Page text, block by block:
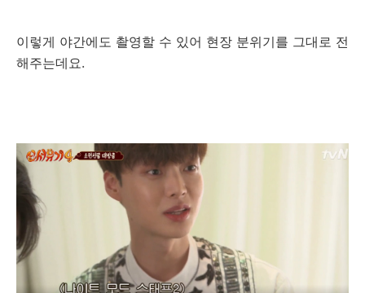
이렇게 야간에도 촬영할 수 있어 현장 분위기를 그대로 전
해주는데요.